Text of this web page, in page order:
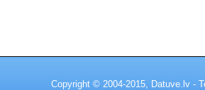
Copyright © 2004-2015, Datuve.lv -